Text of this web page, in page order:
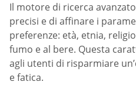
Il motore di ricerca
precisi e di affinare i
preferenze: età, etnia,
fumo e al bere. Questa
agli utenti di risparmiare
e fatica.